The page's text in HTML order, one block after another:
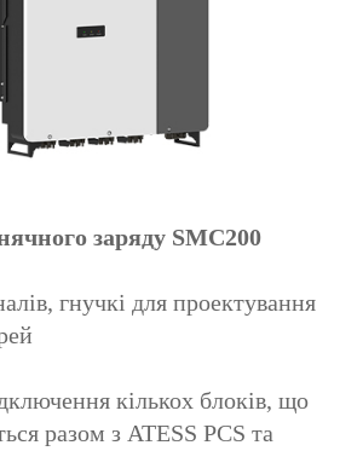
заряду SMC200
гнучкі для проектування
кількох блоків, що
разом з ATESS PCS та